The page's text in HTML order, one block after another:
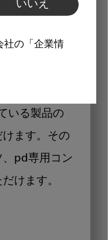
いいえ
社の「企業情
可能
いる製品の
ます。その
pd専用コン
けます。